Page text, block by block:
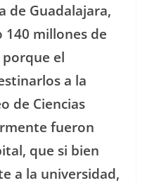
de Guadalajara,
millones de
porque el
a la
de Ciencias
fueron
que si bien
a la universidad,